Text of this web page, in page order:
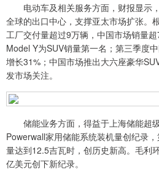
电动车及相关服务方面，财报显示
全球的出口中心，支撑亚太市场扩张。
工厂交付量超过9万辆，中国市场销量
Model Y为SUV销量第一名；第三季度
增长31%；中国市场推出大六座豪华
发市场关注。
储能业务方面，得益于上海储能超
Powerwall家用储能系统装机量创纪录
量达到12.5吉瓦时，创历史新高。毛利
亿美元创下新纪录。